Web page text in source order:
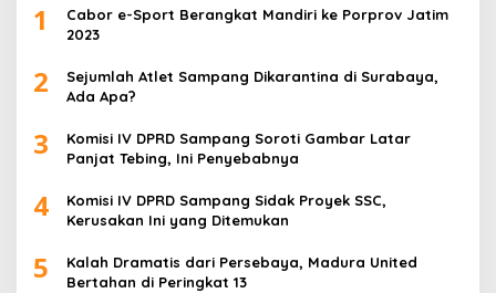
1
Cabor e-Sport Berangkat Mandiri ke Porprov Jatim
2023
2
Sejumlah Atlet Sampang Dikarantina di Surabaya,
Ada Apa?
3
Komisi IV DPRD Sampang Soroti Gambar Latar
Panjat Tebing, Ini Penyebabnya
4
Komisi IV DPRD Sampang Sidak Proyek SSC,
Kerusakan Ini yang Ditemukan
5
Kalah Dramatis dari Persebaya, Madura United
Bertahan di Peringkat 13